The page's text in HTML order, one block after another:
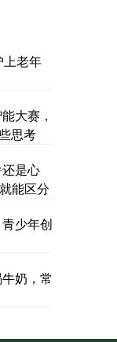
上老年
大赛，
思考
是心
能区分
少年创
奶，常